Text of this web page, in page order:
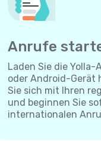
Anrufe
Laden Sie die Yolla-
oder Android-Gerät
Sie sich mit Ihren
und beginnen Sie
internationalen